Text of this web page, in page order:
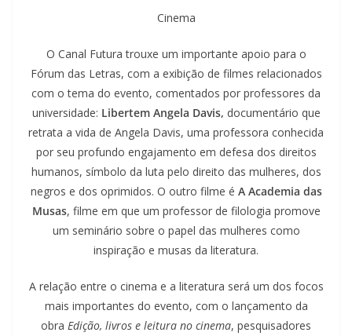
Cinema
O Canal Futura trouxe um importante apoio para o
Fórum das Letras, com a exibição de filmes relacionados
com o tema do evento, comentados por professores da
universidade: Libertem Angela Davis, documentário que
retrata a vida de Angela Davis, uma professora conhecida
por seu profundo engajamento em defesa dos direitos
humanos, símbolo da luta pelo direito das mulheres, dos
negros e dos oprimidos. O outro filme é A Academia das
Musas, filme em que um professor de filologia promove
um seminário sobre o papel das mulheres como
inspiração e musas da literatura.
A relação entre o cinema e a literatura será um dos focos
mais importantes do evento, com o lançamento da
obra Edição, livros e leitura no cinema, pesquisadores